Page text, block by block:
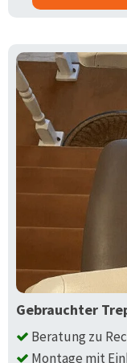
Gebrauchter
Beratung zu
Montage mit